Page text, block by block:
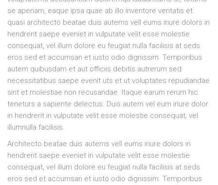
se aperiam, eaque ipsa quae ab illo inventore veritatis et
quasi architecto beatae duis autems vell eums iriure dolors in
hendrerit saepe eveniet in vulputate velit esse molestie
consequat, vel illum dolore eu feugiat nulla facilisis at seds
eros sed et accumsan et iusto odio dignissim. Temporibus
autem quibusdam et aut officiis debitis autrerum sed
necessitatibus saepe evenit uts et ut voluptates repudiandae
sint et molestiae non recusandae. Itaque earum rerum hic
teneturs a sapiente delectus. Duis autem vel eum iriure dolor
in hendrerit in vulputate velit esse molestie consequat, vel
illumnulla facilisis.
Architecto beatae duis autems vell eums iriure dolors in
hendrerit saepe eveniet in vulputate velit esse molestie
consequat, vel illum dolore eu feugiat nulla facilisis at seds
eros sed et accumsan et iusto odio dignissim. Temporibus